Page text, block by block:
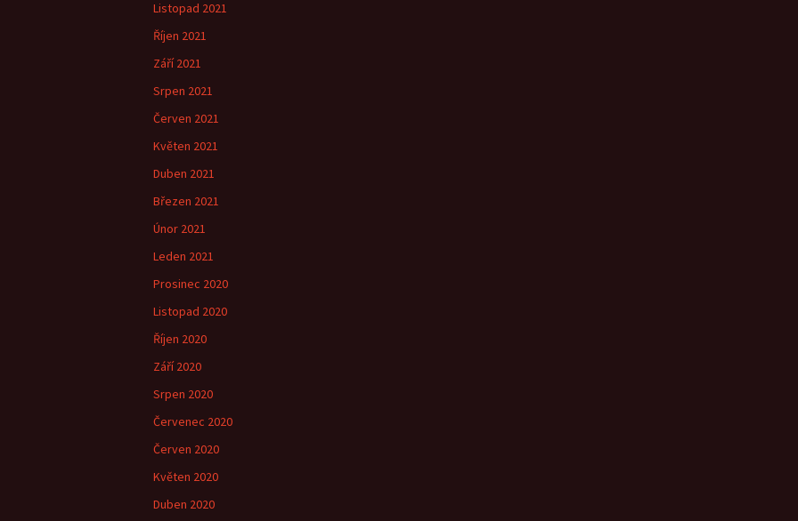
Listopad 2021
Říjen 2021
Září 2021
Srpen 2021
Červen 2021
Květen 2021
Duben 2021
Březen 2021
Únor 2021
Leden 2021
Prosinec 2020
Listopad 2020
Říjen 2020
Září 2020
Srpen 2020
Červenec 2020
Červen 2020
Květen 2020
Duben 2020